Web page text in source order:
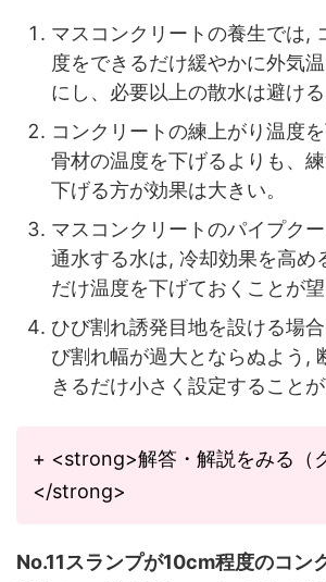
マスコンクリートの養生では,
度をできるだけ緩やかに外気
にし、必要以上の散水は避ける
コンクリートの練上がり温度
骨材の温度を下げるよりも、
下げる方が効果は大きい。
マスコンクリートのパイプク
通水する水は, 冷却効果を高め
だけ温度を下げておくことが望
ひび割れ誘発目地を設ける場
び割れ幅が過大とならぬよう,
きるだけ小さく設定することが
+ <strong>解答・解説をみる（
</strong>
No.11スランプが10cm程度のコン